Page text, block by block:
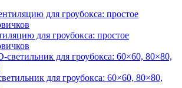
для гроубокса: простое
для гроубокса: 60×60, 80×80,